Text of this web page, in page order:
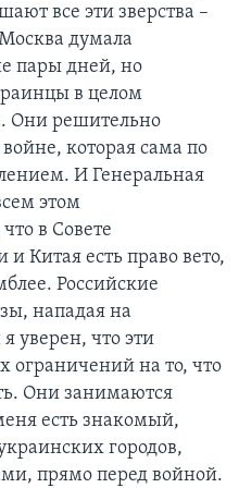
все эти зверства –
думала
пары дней, но
в целом
Они решительно
которая сама по
И Генеральная
этом
в Совете
Китая есть право вето,
Российские
нападая на
уверен, что эти
ограничений на то, что
Они занимаются
есть знакомый,
городов,
прямо перед войной.